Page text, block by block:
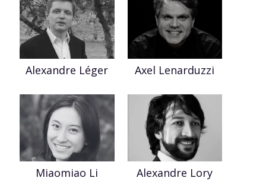
Alexandre Léger Axel Lenarduzzi
Miaomiao Li Alexandre Lory